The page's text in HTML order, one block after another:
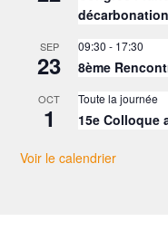
décarbonation
SEP
23
09:30 - 17:30
8ème
OCT
1
Toute la journée
15e Colloque
Voir le calendrier